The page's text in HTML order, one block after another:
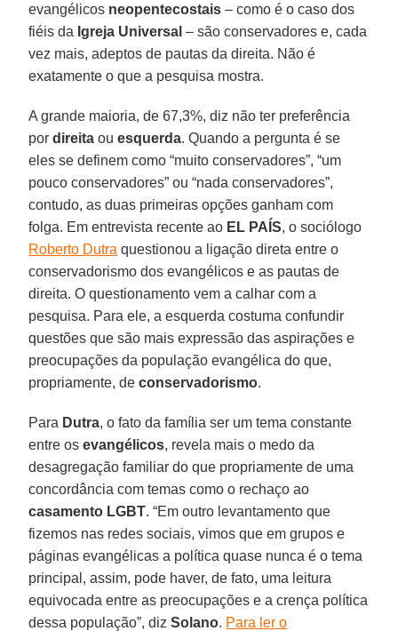
evangélicos neopentecostais – como é o caso dos
fiéis da Igreja Universal – são conservadores e, cada
vez mais, adeptos de pautas da direita. Não é
exatamente o que a pesquisa mostra.
A grande maioria, de 67,3%, diz não ter preferência
pordireita ouesquerda. Quando a pergunta é se
eles se definem como “muito conservadores”, “um
pouco conservadores” ou “nada conservadores”,
contudo, as duas primeiras opções ganham com
folga. Em entrevista recente ao EL PAÍS, o sociólogo
Roberto Dutra questionou a ligação direta entre o
conservadorismo dos evangélicos e as pautas de
direita. O questionamento vem a calhar com a
pesquisa. Para ele, a esquerda costuma confundir
questões que são mais expressão das aspirações e
preocupações da população evangélica do que,
propriamente, deconservadorismo.
Para Dutra, o fato da família ser um tema constante
entre osevangélicos, revela mais o medo da
desagregação familiar do que propriamente de uma
concordância com temas como o rechaço ao
casamento LGBT. “Em outro levantamento que
fizemos nas redes sociais, vimos que em grupos e
páginas evangélicas a política quase nunca é o tema
principal, assim, pode haver, de fato, uma leitura
equivocada entre as preocupações e a crença política
dessa população”, dizSolano. Para ler o